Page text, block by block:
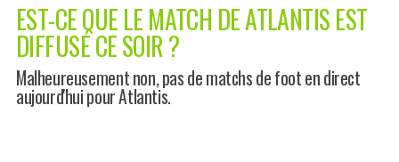
EST-CE QUE LE MATCH DE ATLANTIS EST
DIFFUSÉ CE SOIR ?
Malheureusement non, pas de matchs de foot en direct
aujourd'hui pour Atlantis.